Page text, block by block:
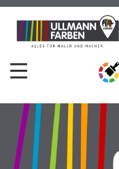
Zum
Inhalt
Zum
Navigationsmenü